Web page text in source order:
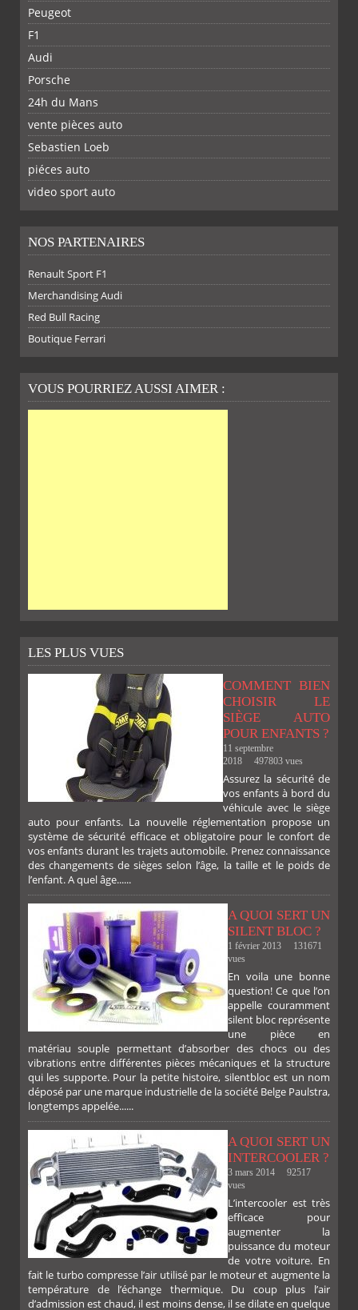
SUR SUR
FACEBOOKTWITTER
PLUS
Peugeot
F1
Audi
Porsche
24h du Mans
vente pièces auto
Sebastien Loeb
piéces auto
video sport auto
NOS PARTENAIRES
Renault Sport F1
Merchandising Audi
Red Bull Racing
Boutique Ferrari
VOUS POURRIEZ AUSSI AIMER :
LES PLUS VUES
COMMENT BIEN
CHOISIR LE
SIÈGE AUTO
POUR ENFANTS ?
11 septembre
2018
497803 vues
Assurez la sécurité de
vos enfants à bord du
véhicule avec le siège
auto pour enfants. La nouvelle réglementation propose un
système de sécurité efficace et obligatoire pour le confort de
vos enfants durant les trajets automobile. Prenez connaissance
des changements de sièges selon l’âge, la taille et le poids de
l’enfant. A quel âge......
A QUOI SERT UN
SILENT BLOC ?
1 février 2013
131671
vues
En voila une bonne
question! Ce que l’on
appelle couramment
silent bloc représente
une pièce en
matériau souple permettant d’absorber des chocs ou des
vibrations entre différentes pièces mécaniques et la structure
qui les supporte. Pour la petite histoire, silentbloc est un nom
déposé par une marque industrielle de la société Belge Paulstra,
longtemps appelée......
A QUOI SERT UN
INTERCOOLER ?
3 mars 2014
92517
vues
L’intercooler est très
efficace pour
augmenter la
puissance du moteur
de votre voiture. En
fait le turbo compresse l’air utilisé par le moteur et augmente la
température de l’échange thermique. Du coup plus l’air
d’admission est chaud, il est moins dense, il se dilate en quelque